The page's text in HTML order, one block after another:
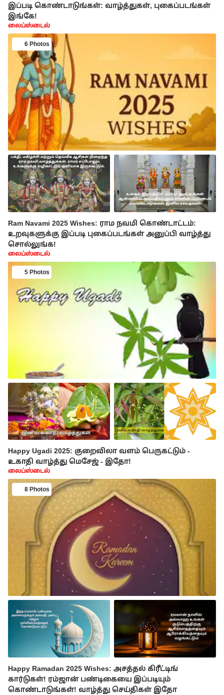
இப்படி கொண்டாடுங்கள்: வாழ்த்துகள், புகைப்படங்கள்
இங்கே!
லைப்ஸ்டைல்
6 Photos
Ram Navami 2025 Wishes: ராம நவமி கொண்டாட்டம்:
உறவுகளுக்கு இப்படி புகைப்படங்கள் அனுப்பி வாழ்த்து
சொல்லுங்க!
லைப்ஸ்டைல்
5 Photos
Happy Ugadi 2025: குறைவிலா வளம் பெருகட்டும் -
உகாதி வாழ்த்து மெசேஜ் - இதோ!
லைப்ஸ்டைல்
8 Photos
Happy Ramadan 2025 Wishes: அசத்தல் கிரீட்டிங்
கார்டுகள்! ரம்ஜான் பண்டிகையை இப்படியும்
கொண்டாடுங்கள்! வாழ்த்து செய்திகள் இதோ